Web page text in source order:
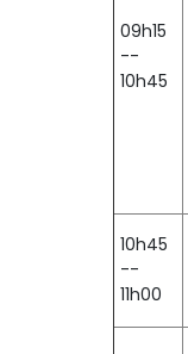
09h15
--
10h45
10h45
--
11h00